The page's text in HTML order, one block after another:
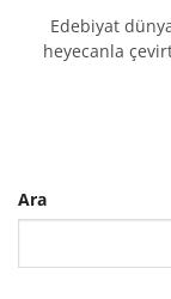
Edebiyat
heyecanla
Ara